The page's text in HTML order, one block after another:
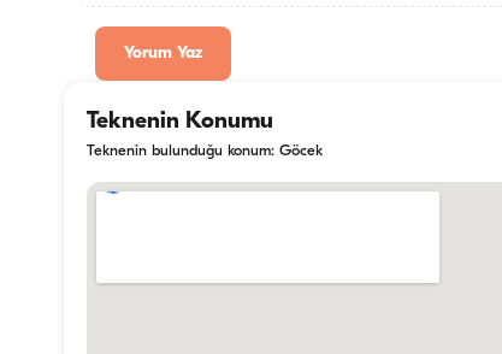
Yorum Yaz
Teknenin Konumu
Teknenin bulunduğu konum: Göcek